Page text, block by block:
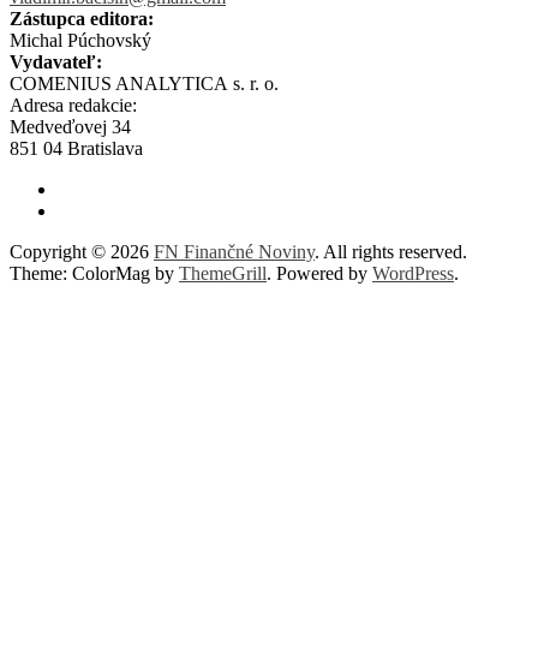
Zástupca editora:
Michal Púchovský
Vydavateľ:
COMENIUS ANALYTICA s. r. o.
Adresa redakcie:
Medveďovej 34
851 04 Bratislava
Copyright © 2026 FN Finančné Noviny. All rights reserved.
Theme: ColorMag by ThemeGrill. Powered by WordPress.